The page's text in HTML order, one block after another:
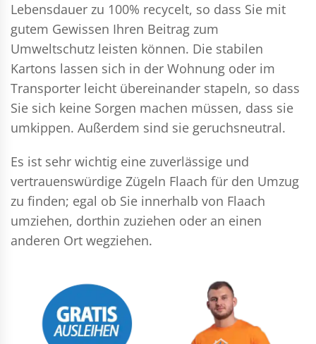
Lebensdauer zu 100% recycelt, so dass Sie mit
gutem Gewissen Ihren Beitrag zum
Umweltschutz leisten können. Die stabilen
Kartons lassen sich in der Wohnung oder im
Transporter leicht übereinander stapeln, so dass
Sie sich keine Sorgen machen müssen, dass sie
umkippen. Außerdem sind sie geruchsneutral.
Es ist sehr wichtig eine zuverlässige und
vertrauenswürdige Zügeln Flaach für den Umzug
zu finden; egal ob Sie innerhalb von Flaach
umziehen, dorthin zuziehen oder an einen
anderen Ort wegziehen.